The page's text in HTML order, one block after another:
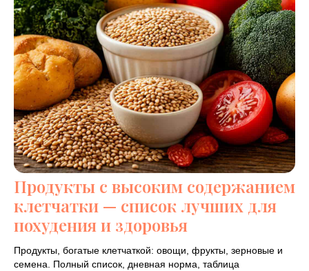
Продукты с высоким содержанием
клетчатки — список лучших для
похудения и здоровья
Продукты, богатые клетчаткой: овощи, фрукты, зерновые и
семена. Полный список, дневная норма, таблица